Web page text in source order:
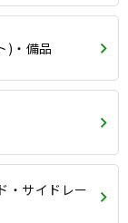
)・備品
・サイドレー